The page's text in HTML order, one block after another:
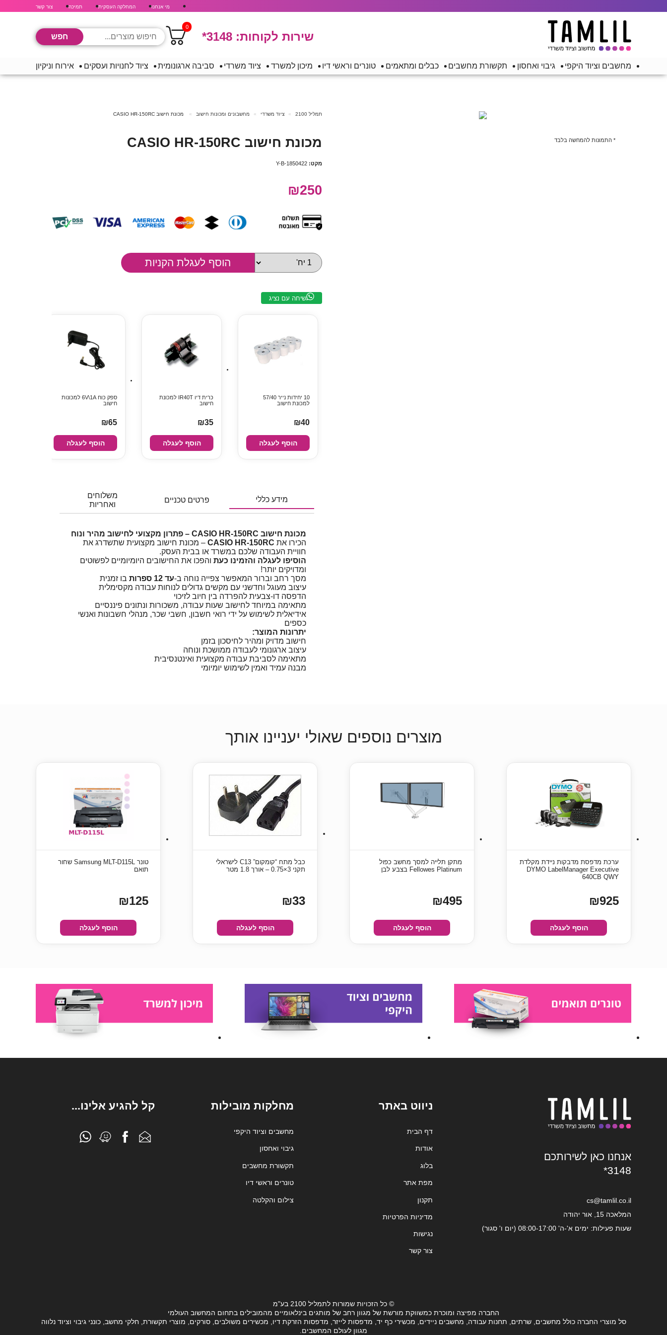
מי אנחנו המחלקה העסקית תמיכה צור קשר
שירות לקוחות: *3148
0
מחשבים וציוד היקפי גיבוי ואחסון תקשורת מחשבים כבלים ומתאמים טונרים וראשי דיו מיכון למשרד ציוד משרדי סביבה ארגונומית ציוד לחנויות ועסקים אירוח וניקיון
* התמונות להמחשה בלבד
תמליל 2100 ציוד משרדי מחשבונים ומכונות חישוב מכונת חישוב CASIO HR-150RC
מכונת חישוב CASIO HR-150RC
מקט: Y-B-1850422
₪250
שיחה עם נציג
10 יחידות נייר 57/40
למכונת חישוב
₪40
הוסף לעגלה
כרית דיו IR40T למכונת
חישוב
₪35
הוסף לעגלה
ספק כוח 6V\1A למכונות
חישוב
₪65
הוסף לעגלה
מידע כללי פרטים טכניים
משלוחים
ואחריות
מכונת חישוב CASIO HR-150RC – פתרון מקצועי לחישוב מהיר ונוח
הכירו את CASIO HR-150RC– מכונת חישוב מקצועית שתשדרג את
חוויית העבודה שלכם במשרד או בבית העסק.
הוסיפו לעגלה והזמינו כעתוהפכו את החישובים היומיומיים לפשוטים
ומדויקים יותר!
מסך רחב וברור המאפשר צפייה נוחה ב-עד 12 ספרות
בו זמנית
עיצוב מעוגל וחדשני עם מקשים גדולים לנוחות עבודה מקסימלית
הדפסה דו-צבעית להפרדה בין חיוב לזיכוי
מתאימה במיוחד לחישוב שעות עבודה, משכורות ונתונים פיננסיים
אידיאלית לשימוש על ידי רואי חשבון, חשבי שכר, מנהלי חשבונות ואנשי
כספים
יתרונות המוצר:
חישוב מדויק ומהיר לחיסכון בזמן
עיצוב ארגונומי לעבודה ממושכת ונוחה
מתאימה לסביבת עבודה מקצועית ואינטנסיבית
מבנה עמיד ואמין לשימוש יומיומי
מוצרים נוספים שאולי יעניינו אותך
ערכת מדפסת מדבקות ניידת מקלדת
DYMO LabelManager Executive
640CB QWY
₪925
הוסף לעגלה
מתקן תלייה למסך מחשב כפול
Fellowes Platinum בצבע לבן
₪495
הוסף לעגלה
כבל מתח “קומקום” C13 לישראלי
תקני 3×0.75 – אורך 1.8 מטר
₪33
הוסף לעגלה
טונר Samsung MLT-D115L שחור
תואם
₪125
הוסף לעגלה
אנחנו כאן לשירותכם
*3148
cs@tamlil.co.il
המלאכה 15, אור יהודה
שעות פעילות: ימים א'-ה' 08:00-17:00 (יום ו' סגור)
ניווט באתר
דף הבית
אודות
בלוג
מפת אתר
תקנון
מדיניות הפרטיות
נגישות
צור קשר
מחלקות מובילות
מחשבים וציוד היקפי
גיבוי ואחסון
תקשורת מחשבים
טונרים וראשי דיו
צילום והקלטה
קל להגיע אלינו...
© כל הזכויות שמורות לתמליל 2100 בע"מ
החברה מפיצה ומוכרת כמשווקת מורשת של מגוון רחב של מותגים בינלאומיים מהמובילים בתחום המחשוב העולמי
סל מוצרי החברה כולל מחשבים, שרתים, תחנות עבודה, מחשבים ניידים, מכשירי כף יד, מדפסות לייזר, מדפסות הזרקת דיו, מכשירים משולבים, סורקים, מוצרי תקשורת, חלקי מחשב, כונני גיבוי וציוד נלווה
מגוון לעולם המחשבים.